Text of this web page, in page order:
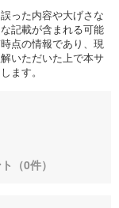
った内容や大げさな
記載が含まれる可能
点の情報であり、現
いただいた上で本サ
ます。
（0件）